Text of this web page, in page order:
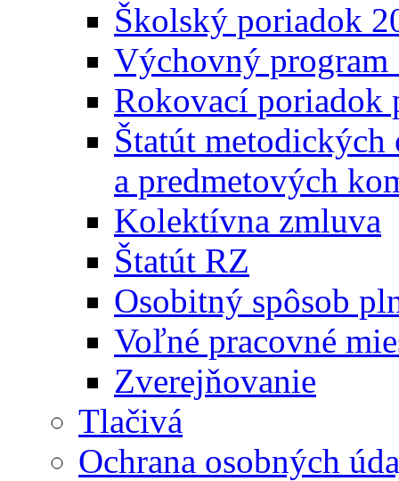
Školský poriadok
Výchovný
Rokovací poriadok
Štatút
a predmetových
Kolektívna zmluva
Štatút RZ
Osobitný spôsob
Voľné pracovné
Zverejňovanie
Tlačivá
Ochrana osobných